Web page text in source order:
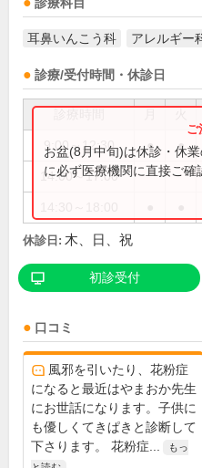
診療科目
耳鼻いんこう科 アレルギー
診療/受付時間・休診日
9:00～12:30 ● ●
14:00～17:00
お盆(8月中旬)は休診・休
に必ず医療機関に直接ご確
休診日: 木、日、祝
初診受付
口コミ
風邪を引いたり、花粉症
になると最近はやまおか先生
にお世話になります。子供に
も優しくてきぱきと診断して
下さります。 花粉症...
もっ